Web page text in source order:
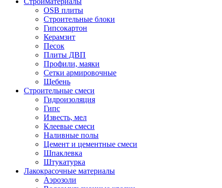
OSB плиты
Строительные блоки
Гипсокартон
Керамзит
Песок
Плиты ДВП
Профили, маяки
Сетки армировочные
Щебень
Строительные смеси
Гидроизоляция
Гипс
Известь, мел
Клеевые смеси
Наливные полы
Цемент и цементные смеси
Шпаклевка
Штукатурка
Лакокрасочные материалы
Аэрозоли